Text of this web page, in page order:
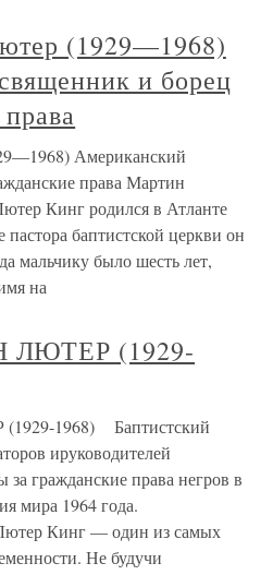
(1929—1968)
и борец
Американский
права Мартин
Кинг родился в Атланте
баптистской церкви он
мальчику было шесть лет,
на
(1929-
1968) Баптистский
ируководителей
за гражданские права негров в
мира 1964 года.
Кинг — один из самых
Не будучи